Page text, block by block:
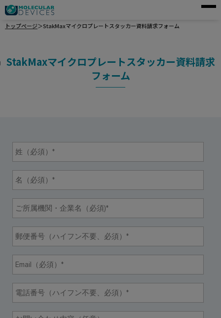
モレキュラーデバイスとは
製品一覧
サービス・サポート
修理、不具合、点検、移設等のお問い合わせ
トップページ＞StakMaxマイクロプレートスタッカー資料請求フォーム
StakMaxマイクロプレートスタッカー資料請求
フォーム